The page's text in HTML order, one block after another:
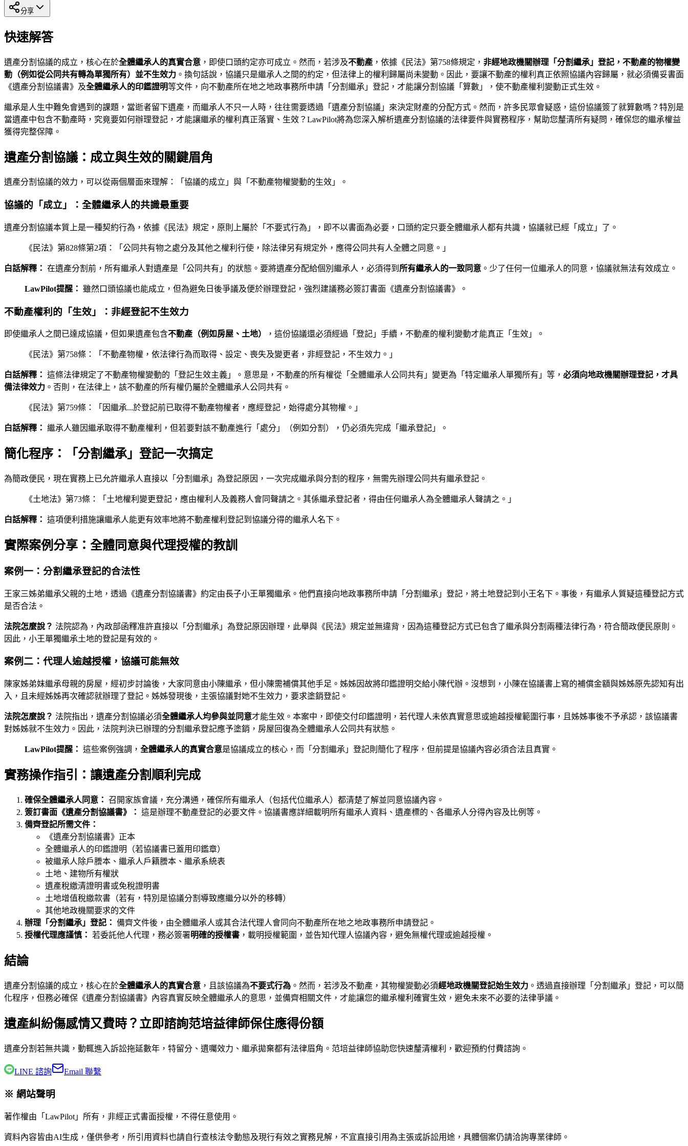
分享
快速解答
遺產分割協議的成立，核心在於全體繼承人的真實合意 ，即使口頭約定亦可成立。然而，若涉及不動產 ，依據《民法》第758條規定， 非經地政機關辦理「分割繼承」登記，不動產的物權變
動（例如從公同共有轉為單獨所有）並不生效力 。換句話說，協議只是繼承人之間的約定，但法律上的權利歸屬尚未變動。因此，要讓不動產的權利真正依照協議內容歸屬，就必須備妥書面
《遺產分割協議書》及全體繼承人的印鑑證明等文件，向不動產所在地之地政事務所申請「分割繼承」登記，才能讓分割協議「算數」，使不動產權利變動正式生效。
繼承是人生中難免會遇到的課題，當逝者留下遺產，而繼承人不只一人時，往往需要透過「遺產分割協議」來決定財產的分配方式。然而，許多民眾會疑惑，這份協議簽了就算數嗎？特別是
當遺產中包含不動產時，究竟要如何辦理登記，才能讓繼承的權利真正落實、生效？LawPilot將為您深入解析遺產分割協議的法律要件與實務程序，幫助您釐清所有疑問，確保您的繼承權益
獲得完整保障。
遺產分割協議：成立與生效的關鍵眉角
遺產分割協議的效力，可以從兩個層面來理解：「協議的成立」與「不動產物權變動的生效」。
協議的「成立」：全體繼承人的共識最重要
遺產分割協議本質上是一種契約行為，依據《民法》規定，原則上屬於「不要式行為」，即不以書面為必要，口頭約定只要全體繼承人都有共識，協議就已經「成立」了。
《民法》第828條第2項：「公同共有物之處分及其他之權利行使，除法律另有規定外，應得公同共有人全體之同意。」
白話解釋： 在遺產分割前，所有繼承人對遺產是「公同共有」的狀態。要將遺產分配給個別繼承人，必須得到 所有繼承人的一致同意 。少了任何一位繼承人的同意，協議就無法有效成立。
LawPilot提醒： 雖然口頭協議也能成立，但為避免日後爭議及便於辦理登記，強烈建議務必簽訂書面《遺產分割協議書》。
不動產權利的「生效」：非經登記不生效力
即使繼承人之間已達成協議，但如果遺產包含不動產（例如房屋、土地） ，這份協議還必須經過「登記」手續，不動產的權利變動才能真正「生效」。
《民法》第758條：「不動產物權，依法律行為而取得、設定、喪失及變更者，非經登記，不生效力。」
白話解釋： 這條法律規定了不動產物權變動的「登記生效主義」。意思是，不動產的所有權從「全體繼承人公同共有」變更為「特定繼承人單獨所有」等， 必須向地政機關辦理登記，才具
備法律效力 。否則，在法律上，該不動產的所有權仍屬於全體繼承人公同共有。
《民法》第759條：「因繼承...於登記前已取得不動產物權者，應經登記，始得處分其物權。」
白話解釋： 繼承人雖因繼承取得不動產權利，但若要對該不動產進行「處分」（例如分割），仍必須先完成「繼承登記」。
簡化程序：「分割繼承」登記一次搞定
為簡政便民，現在實務上已允許繼承人直接以「分割繼承」為登記原因，一次完成繼承與分割的程序，無需先辦理公同共有繼承登記。
《土地法》第73條：「土地權利變更登記，應由權利人及義務人會同聲請之。其係繼承登記者，得由任何繼承人為全體繼承人聲請之。」
白話解釋： 這項便利措施讓繼承人能更有效率地將不動產權利登記到協議分得的繼承人名下。
實際案例分享：全體同意與代理授權的教訓
案例一：分割繼承登記的合法性
王家三姊弟繼承父親的土地，透過《遺產分割協議書》約定由長子小王單獨繼承。他們直接向地政事務所申請「分割繼承」登記，將土地登記到小王名下。事後，有繼承人質疑這種登記方式
是否合法。
法院怎麼說？ 法院認為，內政部函釋准許直接以「分割繼承」為登記原因辦理，此舉與《民法》規定並無違背，因為這種登記方式已包含了繼承與分割兩種法律行為，符合簡政便民原則。
因此，小王單獨繼承土地的登記是有效的。
案例二：代理人逾越授權，協議可能無效
陳家姊弟妹繼承母親的房屋，經初步討論後，大家同意由小陳繼承，但小陳需補償其他手足。姊姊因故將印鑑證明交給小陳代辦。沒想到，小陳在協議書上寫的補償金額與姊姊原先認知有出
入，且未經姊姊再次確認就辦理了登記。姊姊發現後，主張協議對她不生效力，要求塗銷登記。
法院怎麼說？ 法院指出，遺產分割協議必須全體繼承人均參與並同意才能生效。本案中，即使交付印鑑證明，若代理人未依真實意思或逾越授權範圍行事，且姊姊事後不予承認，該協議書
對姊姊就不生效力。因此，法院判決已辦理的分割繼承登記應予塗銷，房屋回復為全體繼承人公同共有狀態。
LawPilot提醒： 這些案例強調， 全體繼承人的真實合意是協議成立的核心，而「分割繼承」登記則簡化了程序，但前提是協議內容必須合法且真實。
實務操作指引：讓遺產分割順利完成
確保全體繼承人同意： 召開家族會議，充分溝通，確保所有繼承人（包括代位繼承人）都清楚了解並同意協議內容。
簽訂書面《遺產分割協議書》： 這是辦理不動產登記的必要文件。協議書應詳細載明所有繼承人資料、遺產標的、各繼承人分得內容及比例等。
備齊登記所需文件：
《遺產分割協議書》正本
全體繼承人的印鑑證明（若協議書已蓋用印鑑章）
被繼承人除戶謄本、繼承人戶籍謄本、繼承系統表
土地、建物所有權狀
遺產稅繳清證明書或免稅證明書
土地增值稅繳款書（若有，特別是協議分割導致應繼分以外的移轉）
其他地政機關要求的文件
辦理「分割繼承」登記： 備齊文件後，由全體繼承人或其合法代理人會同向不動產所在地之地政事務所申請登記。
授權代理應謹慎： 若委託他人代理，務必簽署明確的授權書 ，載明授權範圍，並告知代理人協議內容，避免無權代理或逾越授權。
結論
遺產分割協議的成立，核心在於全體繼承人的真實合意 ，且該協議為不要式行為 。然而，若涉及不動產，其物權變動必須經地政機關登記始生效力 。透過直接辦理「分割繼承」登記，可以簡
化程序，但務必確保《遺產分割協議書》內容真實反映全體繼承人的意思，並備齊相關文件，才能讓您的繼承權利確實生效，避免未來不必要的法律爭議。
遺產糾紛傷感情又費時？立即諮詢范培益律師保住應得份額
遺產分割若無共識，動輒進入訴訟拖延數年，特留分、遺囑效力、繼承拋棄都有法律眉角。 范培益律師協助您快速釐清權利，歡迎預約付費諮詢。
LINE 諮詢 Email 聯繫
※ 網站聲明
著作權由「LawPilot」所有，非經正式書面授權，不得任意使用。
資料內容皆由AI生成，僅供參考，所引用資料也請自行查核法令動態及現行有效之實務見解，不宜直接引用為主張或訴訟用途，具體個案仍請洽詢專業律師。